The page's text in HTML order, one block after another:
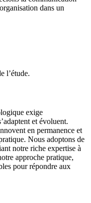
dans un
l’étude.
exige
et évoluent.
en permanence et
Nous adoptons de
notre riche expertise à
approche pratique,
pour répondre aux